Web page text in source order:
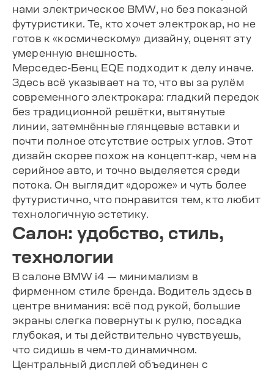
нами электрическое BMW, но без показной
футуристики. Те, кто хочет электрокар, но не
готов к «космическому» дизайну, оценят эту
умеренную внешность.
Мерседес-Бенц EQE подходит к делу иначе.
Здесь всё указывает на то, что вы за рулём
современного электрокара: гладкий передок
без традиционной решётки, вытянутые
линии, затемнённые глянцевые вставки и
почти полное отсутствие острых углов. Этот
дизайн скорее похож на концепт-кар, чем на
серийное авто, и точно выделяется среди
потока. Он выглядит «дороже» и чуть более
футуристично, что понравится тем, кто любит
технологичную эстетику.
Салон: удобство, стиль,
технологии
В салоне BMW i4 — минимализм в
фирменном стиле бренда. Водитель здесь в
центре внимания: всё под рукой, большие
экраны слегка повернуты к рулю, посадка
глубокая, и ты действительно чувствуешь,
что сидишь в чем-то динамичном.
Центральный дисплей объединен с